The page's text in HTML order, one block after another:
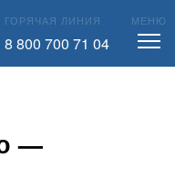
ГОРЯЧАЯ ЛИНИЯ
8 800 700 71 04
МЕНЮ
—